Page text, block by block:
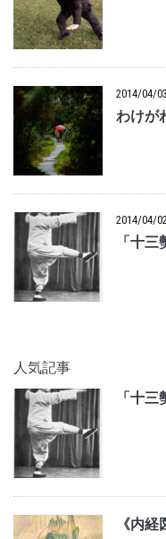
2014/04/03
わけが
2014/04/
「十
人気記事
「十
《内